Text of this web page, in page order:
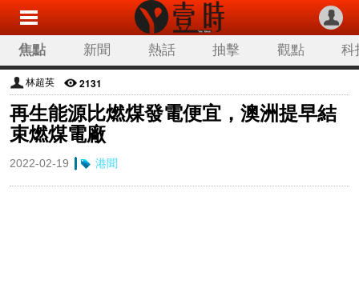
焦點 新聞 熱話 抽擊 觀點 科
林超英 2131
再生能源比燃煤發電便宜，澳洲提早結
束燃煤電廠
2022-02-19 港聞